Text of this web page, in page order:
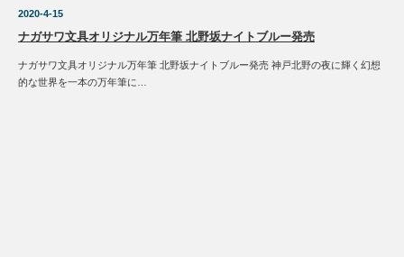
2020-4-15
ナガサワ文具オリジナル万年筆 北野坂ナイトブルー発売
ナガサワ文具オリジナル万年筆 北野坂ナイトブルー発売 神戸北野の夜に輝く幻想
的な世界を一本の万年筆に…